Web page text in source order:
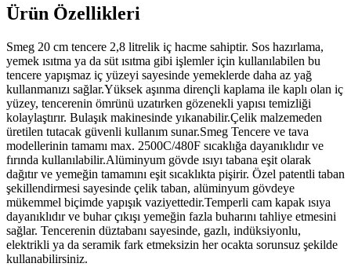
Ürün Özellikleri
Smeg 20 cm tencere 2,8 litrelik iç hacme sahiptir. Sos hazırlama,
yemek ısıtma ya da süt ısıtma gibi işlemler için kullanılabilen bu
tencere yapışmaz iç yüzeyi sayesinde yemeklerde daha az yağ
kullanmanızı sağlar.Yüksek aşınma dirençli kaplama ile kaplı olan iç
yüzey, tencerenin ömrünü uzatırken gözenekli yapısı temizliği
kolaylaştırır. Bulaşık makinesinde yıkanabilir.Çelik malzemeden
üretilen tutacak güvenli kullanım sunar.Smeg Tencere ve tava
modellerinin tamamı max. 2500C/480F sıcaklığa dayanıklıdır ve
fırında kullanılabilir.Alüminyum gövde ısıyı tabana eşit olarak
dağıtır ve yemeğin tamamını eşit sıcaklıkta pişirir. Özel patentli taban
şekillendirmesi sayesinde çelik taban, alüminyum gövdeye
mükemmel biçimde yapışık vaziyettedir.Temperli cam kapak ısıya
dayanıklıdır ve buhar çıkışı yemeğin fazla buharını tahliye etmesini
sağlar. Tencerenin düztabanı sayesinde, gazlı, indüksiyonlu,
elektrikli ya da seramik fark etmeksizin her ocakta sorunsuz şekilde
kullanabilirsiniz.